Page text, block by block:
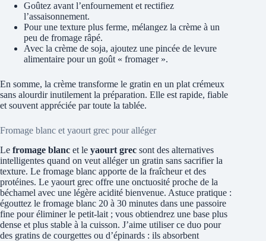
Goûtez avant l’enfournement et rectifiez
l’assaisonnement.
Pour une texture plus ferme, mélangez la crème à un
peu de fromage râpé.
Avec la crème de soja, ajoutez une pincée de levure
alimentaire pour un goût « fromager ».
En somme, la crème transforme le gratin en un plat crémeux
sans alourdir inutilement la préparation. Elle est rapide, fiable
et souvent appréciée par toute la tablée.
Fromage blanc et yaourt grec pour alléger
Le fromage blanc et le yaourt grec sont des alternatives
intelligentes quand on veut alléger un gratin sans sacrifier la
texture. Le fromage blanc apporte de la fraîcheur et des
protéines. Le yaourt grec offre une onctuosité proche de la
béchamel avec une légère acidité bienvenue. Astuce pratique :
égouttez le fromage blanc 20 à 30 minutes dans une passoire
fine pour éliminer le petit-lait ; vous obtiendrez une base plus
dense et plus stable à la cuisson. J’aime utiliser ce duo pour
des gratins de courgettes ou d’épinards : ils absorbent